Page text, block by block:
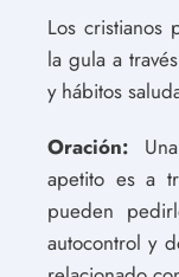
Los cristianos
la gula a
y hábitos
Oración:
apetito es a
pueden
autocontrol y